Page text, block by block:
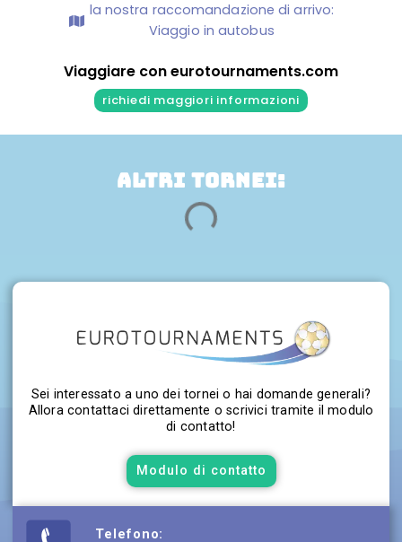
la nostra raccomandazione di arrivo:
Viaggio in autobus
Viaggiare con eurotournaments.com
richiedi maggiori informazioni
ALTRI TORNEI:
Sei interessato a uno dei tornei o hai domande generali?
Allora contattaci direttamente o scrivici tramite il modulo
di contatto!
Modulo di contatto
Telefono: